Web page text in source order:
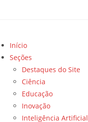
Início
Seções
Destaques do Site
Ciência
Educação
Inovação
Inteligência Artificial